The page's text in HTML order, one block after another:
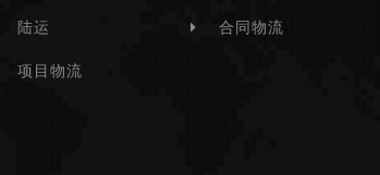
陆运
项目物流
合同物流